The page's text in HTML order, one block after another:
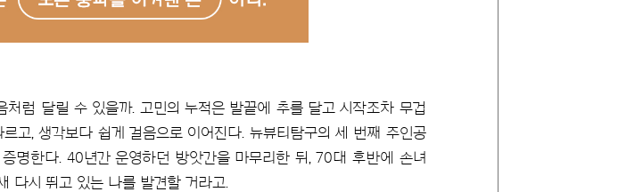
럼 달릴 수 있을까. 고민의 누적은 발끝에 추를 달고 시작조차 무겁
고, 생각보다 쉽게 걸음으로 이어진다. 뉴뷰티탐구의 세 번째 주인공
명한다. 40년간 운영하던 방앗간을 마무리한 뒤, 70대 후반에 손녀
다시 뛰고 있는 나를 발견할 거라고.